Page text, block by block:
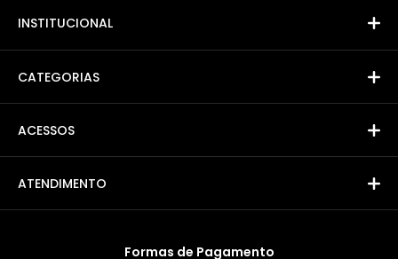
INSTITUCIONAL
CATEGORIAS
ACESSOS
ATENDIMENTO
Formas de Pagamento